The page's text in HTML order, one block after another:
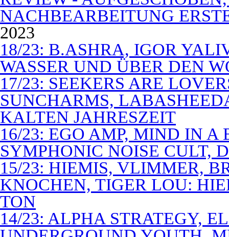
NACHBEARBEITUNG
2023
18/23: B.ASHRA, IGOR
WASSER UND ÜBER DEN
17/23: SEEKERS ARE
SUNCHARMS,
KALTEN JAHRESZEIT
16/23: EGO AMP, MIND IN
SYMPHONIC NOISE CULT,
15/23: HIEMIS, VLIMMER,
KNOCHEN, TIGER LOU:
TON
14/23: ALPHA STRATEGY,